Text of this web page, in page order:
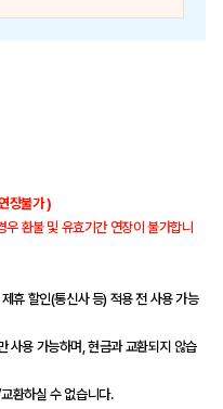
장불가 )
환불 및 유효기간 연장이 불가합니
휴 할인(통신사 등) 적용 전 사용 가능
사용 가능하며, 현금과 교환되지 않습
환하실 수 없습니다.